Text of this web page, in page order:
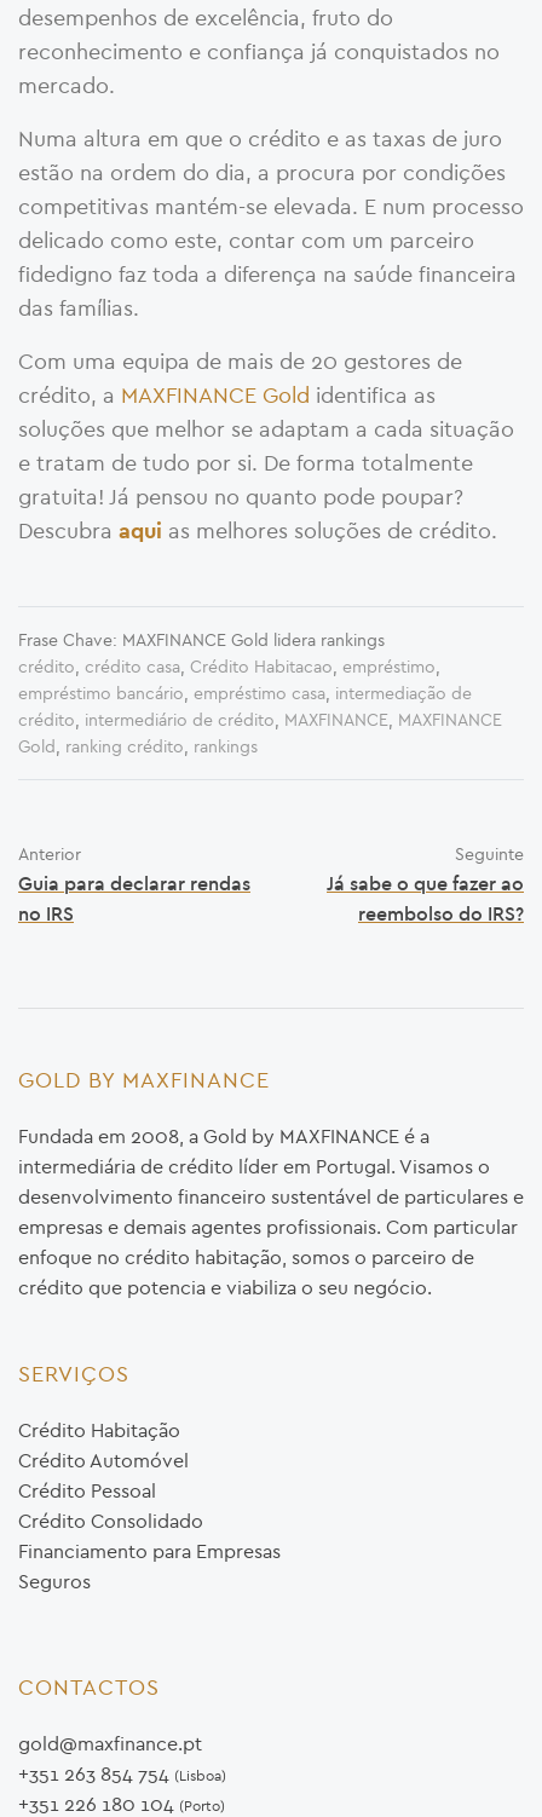
desempenhos de excelência, fruto do
reconhecimento e confiança já conquistados no
mercado.
Numa altura em que o crédito e as taxas de juro
estão na ordem do dia, a procura por condições
competitivas mantém-se elevada. E num processo
delicado como este, contar com um parceiro
fidedigno faz toda a diferença na saúde financeira
das famílias.
Com uma equipa de mais de 20 gestores de
crédito, a MAXFINANCE Gold identifica as
soluções que melhor se adaptam a cada situação
e tratam de tudo por si. De forma totalmente
gratuita! Já pensou no quanto pode poupar?
Descubra aqui as melhores soluções de crédito.
Frase Chave: MAXFINANCE Gold lidera rankings
crédito, crédito casa, Crédito Habitacao, empréstimo,
empréstimo bancário, empréstimo casa, intermediação de
crédito, intermediário de crédito, MAXFINANCE, MAXFINANCE
Gold, ranking crédito, rankings
Anterior
Guia para declarar rendas
no IRS
Seguinte
Já sabe o que fazer ao
reembolso do IRS?
GOLD BY MAXFINANCE
Fundada em 2008, a Gold by MAXFINANCE é a
intermediária de crédito líder em Portugal. Visamos o
desenvolvimento financeiro sustentável de particulares e
empresas e demais agentes profissionais. Com particular
enfoque no crédito habitação, somos o parceiro de
crédito que potencia e viabiliza o seu negócio.
SERVIÇOS
Crédito Habitação
Crédito Automóvel
Crédito Pessoal
Crédito Consolidado
Financiamento para Empresas
Seguros
CONTACTOS
gold@maxfinance.pt
+351 263 854 754 (Lisboa)
+351 226 180 104 (Porto)